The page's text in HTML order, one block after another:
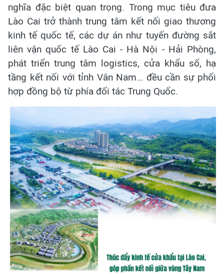
nghĩa đặc biệt quan trọng. Trong mục tiêu đưa
Lào Cai trở thành trung tâm kết nối giao thương
kinh tế quốc tế, các dự án như tuyến đường sắt
liên vận quốc tế Lào Cai - Hà Nội - Hải Phòng,
phát triển trung tâm logistics, cửa khẩu số, hạ
tầng kết nối với tỉnh Vân Nam… đều cần sự phối
hợp đồng bộ từ phía đối tác Trung Quốc.